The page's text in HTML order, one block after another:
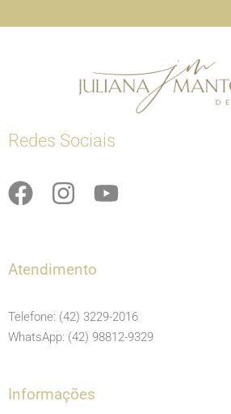
Redes Sociais
F
e
o
o
I
t
g
r
m
Y
b
e
Atendimento
Telefone: (42) 3229-2016
WhatsApp: (42) 98812-9329
Informações